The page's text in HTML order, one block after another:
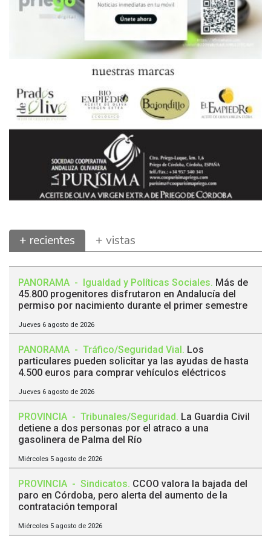
+ recientes + vistas
PANORAMA - Igualdad y Políticas Sociales. Más de
45.800 progenitores disfrutaron en Andalucía del
permiso por nacimiento durante el primer semestre
Jueves 6 agosto de 2026
PANORAMA - Tráfico/Seguridad Vial . Los
particulares pueden solicitar ya las ayudas de hasta
4.500 euros para comprar vehículos eléctricos
Jueves 6 agosto de 2026
PROVINCIA - Tribunales/Seguridad. La Guardia Civil
detiene a dos personas por el atraco a una
gasolinera de Palma del Río
Miércoles 5 agosto de 2026
PROVINCIA - Sindicatos. CCOO valora la bajada del
paro en Córdoba, pero alerta del aumento de la
contratación temporal
Miércoles 5 agosto de 2026